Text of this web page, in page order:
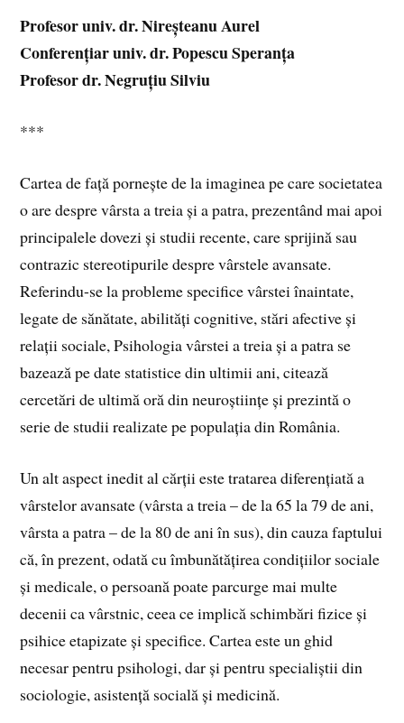
Profesor univ. dr. Nireșteanu Aurel
Conferențiar univ. dr. Popescu Speranța
Profesor dr. Negruțiu Silviu
***
Cartea de față pornește de la imaginea pe care societatea
o are despre vârsta a treia și a patra, prezentând mai apoi
principalele dovezi și studii recente, care sprijină sau
contrazic stereotipurile despre vârstele avansate.
Referindu-se la probleme specifice vârstei înaintate,
legate de sănătate, abilități cognitive, stări afective și
relații sociale, Psihologia vârstei a treia și a patra se
bazează pe date statistice din ultimii ani, citează
cercetări de ultimă oră din neuroștiințe și prezintă o
serie de studii realizate pe populația din România.
Un alt aspect inedit al cărții este tratarea diferențiată a
vârstelor avansate (vârsta a treia – de la 65 la 79 de ani,
vârsta a patra – de la 80 de ani în sus), din cauza faptului
că, în prezent, odată cu îmbunătățirea condițiilor sociale
și medicale, o persoană poate parcurge mai multe
decenii ca vârstnic, ceea ce implică schimbări fizice și
psihice etapizate și specifice. Cartea este un ghid
necesar pentru psihologi, dar și pentru specialiștii din
sociologie, asistență socială și medicină.